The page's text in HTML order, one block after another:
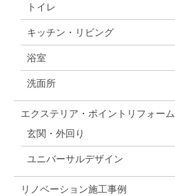
トイレ
キッチン・リビング
浴室
洗面所
エクステリア・ポイントリフォーム
玄関・外回り
ユニバーサルデザイン
リノベーション施工事例